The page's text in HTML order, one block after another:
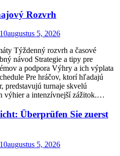
Rozvrh
augustus 5, 2026
Týždenný rozvrh a časové
návod Strategie a tipy pre
a podpora Výhry a ich výplata
Pre hráčov, ktorí hľadajú
predstavujú turnaje skvelú
výhier a intenzívnejší zážitok.…
Überprüfen Sie zuerst
augustus 5, 2026